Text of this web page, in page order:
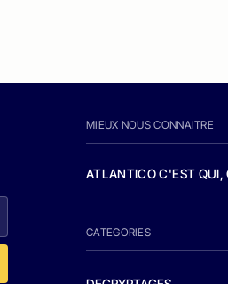
MIEUX NOUS CONNAITRE
ATLANTICO C'EST QUI,
CATEGORIES